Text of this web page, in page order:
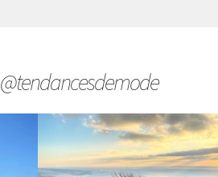
@tendancesdemode